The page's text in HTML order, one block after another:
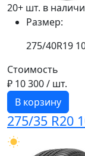
20+ шт. в
Размер:
275/40R19
Стоимость
₽ 10 300/ шт.
В корзину
275/35 R20